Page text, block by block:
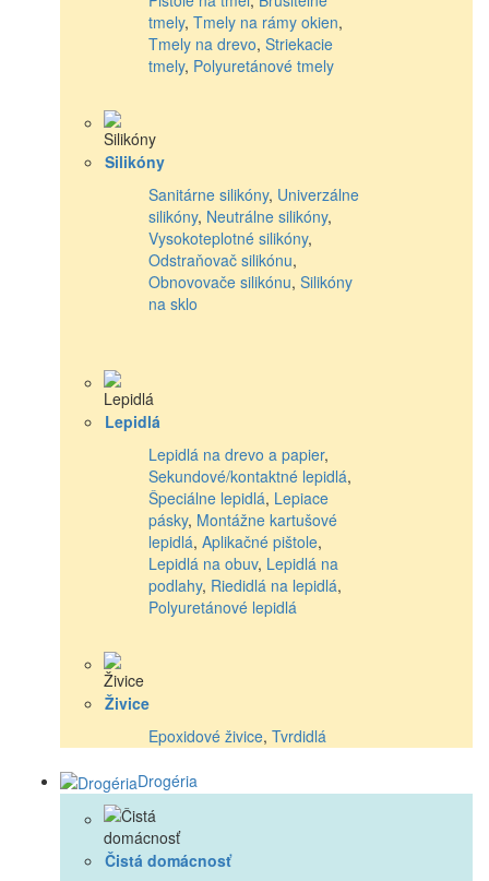
tmely, Tmely na rámy okien,
Tmely na drevo, Striekacie
tmely, Polyuretánové tmely
Silikóny
Sanitárne silikóny, Univerzálne
silikóny, Neutrálne silikóny,
Vysokoteplotné silikóny,
Odstraňovač silikónu,
Obnovovače silikónu, Silikóny
na sklo
Lepidlá
Lepidlá na drevo a papier,
Sekundové/kontaktné lepidlá,
Špeciálne lepidlá, Lepiace
pásky, Montážne kartušové
lepidlá, Aplikačné pištole,
Lepidlá na obuv, Lepidlá na
podlahy, Riedidlá na lepidlá,
Polyuretánové lepidlá
Živice
Epoxidové živice, Tvrdidlá
Drogéria
Čistá domácnosť